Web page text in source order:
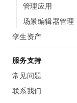
管理应用
场景编辑器管理
孪生资产
服务支持
常见问题
联系我们
媒体服务
企业服务与云通信
终端用户计算
Serverless
政企业务